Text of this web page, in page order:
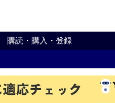
購読・購入・登録